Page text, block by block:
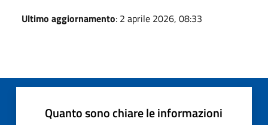
Ultimo aggiornamento: 2 aprile 2026, 08:33
Quanto sono chiare le informazioni